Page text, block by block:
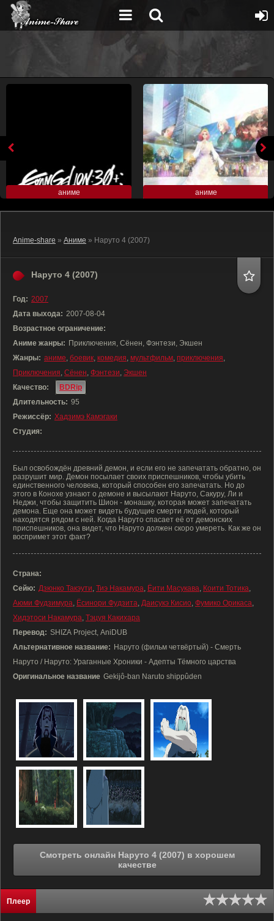
аниме аниме
Anime-share » Аниме » Наруто 4 (2007)
Наруто 4 (2007)
Год: 2007
Дата выхода: 2007-08-04
Возрастное ограничение:
Аниме жанры: Приключения, Сёнен, Фэнтези, Экшен
Жанры: аниме, боевик, комедия, мультфильм, приключения,
Приключения, Сёнен, Фэнтези, Экшен
Качество:
BDRip
Длительность: 95
Режиссёр: Хадзимэ Камэгаки
Студия:
Был освобождён древний демон, и если его не запечатать обратно, он
разрушит мир. Демон посылает своих приспешников, чтобы убить
единственного человека, который способен его запечатать. Но до
этого в Конохе узнают о демоне и высылают Наруто, Сакуру, Ли и
Неджи, чтобы защитить Шион - монашку, которая может запечатать
демона. Еще она может видеть будущие смерти людей, который
находятся рядом с ней. Когда Наруто спасает её от демонских
приспешников, она видет, что Наруто должен скоро умереть. Как же он
воспримет этот факт?
Страна:
Сейю: Дзюнко Такэути, Тиэ Накамура, Ёити Масукава, Коити Тотика,
Аюми Фудзимура, Ёсинори Фудзита, Даисукэ Кисио, Фумико Орикаса,
Хидэтоси Накамура, Тэцуя Какихара
Перевод: SHIZA Project, AniDUB
Альтернативное название: Наруто (фильм четвёртый) - Смерть
Наруто / Наруто: Ураганные Хроники - Адепты Тёмного царства
Оригинальное название Gekijô-ban Naruto shippûden
Смотреть онлайн Наруто 4 (2007) в хорошем
качестве
Плеер